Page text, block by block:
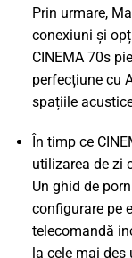
Prin urmare,
conexiuni și
CINEMA 70s
perfecțiune cu
spațiile
În timp ce
utilizarea de zi
Un ghid de
configurare pe
telecomandă
la cele mai